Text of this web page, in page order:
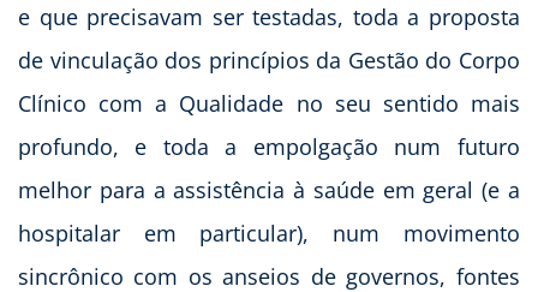
e que precisavam ser testadas, toda a proposta
de vinculação dos princípios da Gestão do Corpo
Clínico com a Qualidade no seu sentido mais
profundo, e toda a empolgação num futuro
melhor para a assistência à saúde em geral (e a
hospitalar em particular), num movimento
sincrônico com os anseios de governos, fontes